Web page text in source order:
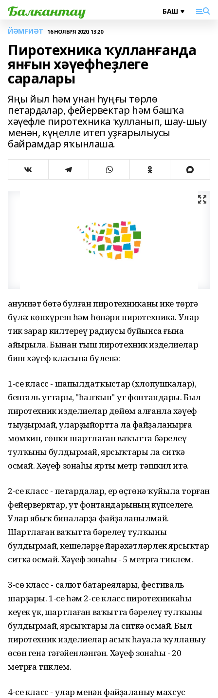
ЙӘМҒИӘТ 16 НОЯБРЯ 2020, 13:20
Пиротехника ҡулланғанда
янғын хәүефһеҙлеге
саралары
Яңы йыл һәм унан һуңғы төрлө
петардалар, фейервектар һәм башҡа
хәүефле пиротехника ҡулланып, шау-шыу
менән, күңелле итеп уҙғарылыусы
байрамдар яҡынлаша.
Ҡануниәт бөтә булған пиротехниканы ике төргә
бүлә: көнкүреш һәм һөнәри пиротехника. Улар
тик зарар килтереү радиусы буйынса ғына
айырыла. Бынан тыш пиротехник изделиелар
биш хәүеф класына бүленә:
1-се класс - шапылдатҡыстар (хлопушкалар),
бенгаль уттары, "һалҡын" ут фонтандары. Был
пиротехник изделиелар дөйөм алғанла хәүеф
тыуҙырмай, уларҙыйортта ла файҙаланырға
мөмкин, сөнки шартлаған ваҡытта бәрелеү
тулҡыны булдырмай, ярсыҡтары ла ситкә
осмай. Хәүеф зонаһы ярты метр тәшкил итә.
2-се класс - петардалар, ер өҫтөнә ҡуйыла торған
фейерверктар, ут фонтандарының күпселеге.
Улар ябыҡ биналарҙа файҙаланылмай.
Шартлаған ваҡытта бәрелеү тулҡыны
булдырмай, кешеләрҙе йәрәхәтләрлек ярсыҡтар
ситкә осмай. Хәүеф зонаһы - 5 метрға тиклем.
3-сө класс - салют батареялары, фестиваль
шарҙары. 1-се һәм 2-се класс пиротехникаһы
кеүек үк, шартлаған ваҡытта бәрелеү тулҡыны
булдырмай, ярсыҡтары ла ситкә осмай. Был
пиротехник изделиелар асыҡ һауала ҡулланыу
өсөн генә тәғәйенләнгән. Хәүеф зонаһы - 20
метрға тиклем.
4-се класс - улар менән файҙаланыу махсус